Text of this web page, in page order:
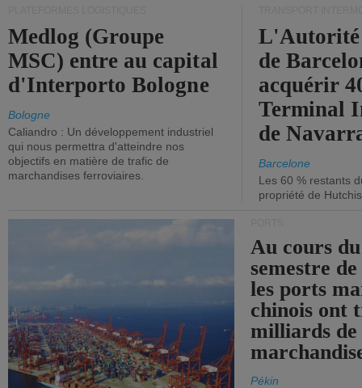
Medlog (Groupe
MSC) entre au capital
d'Interporto Bologne
Bologne
Caliandro : Un développement industriel
qui nous permettra d'atteindre nos
objectifs en matière de trafic de
marchandises ferroviaires.
de
acquérir
Terminal
de
Barcelone
Les 60 % restants
propriété de
Au cours
semestre
les ports
chinois ont
milliards de
Pékin